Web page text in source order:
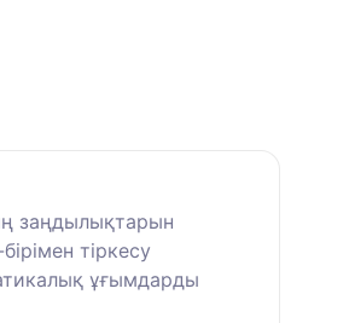
заңдылықтарын
тіркесу
ұғымдарды